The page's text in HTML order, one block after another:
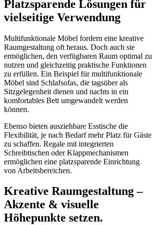
Platzsparende Lösungen für
vielseitige Verwendung
Multifunktionale Möbel fordern eine kreative
Raumgestaltung oft heraus. Doch auch sie
ermöglichen, den verfügbaren Raum optimal zu
nutzen und gleichzeitig praktische Funktionen
zu erfüllen. Ein Beispiel für multifunktionale
Möbel sind Schlafsofas, die tagsüber als
Sitzgelegenheit dienen und nachts in ein
komfortables Bett umgewandelt werden
können.
Ebenso bieten ausziehbare Esstische die
Flexibilität, je nach Bedarf mehr Platz für Gäste
zu schaffen. Regale mit integrierten
Schreibtischen oder Klappmechanismen
ermöglichen eine platzsparende Einrichtung
von Arbeitsbereichen.
Kreative Raumgestaltung –
Akzente & visuelle
Höhepunkte setzen.